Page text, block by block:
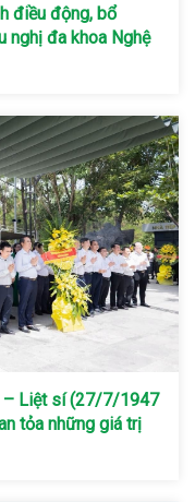
điều động, bổ
nghị đa khoa Nghệ
– Liệt sí (27/7/1947
tỏa những giá trị